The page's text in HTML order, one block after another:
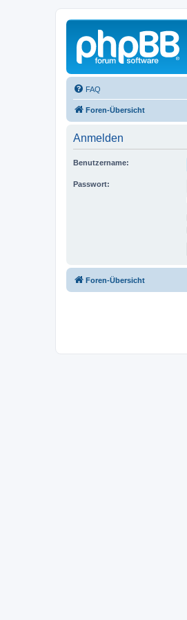
FAQ
Foren-Übersicht
Anmelden
Benutzername:
Passwort:
Foren-Übersicht